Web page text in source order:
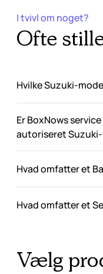
I tvivl om noget?
Ofte
Hvilke Suzuki-
Er BoxNows
autoriseret
Hvad omfatter et
Hvad omfatter et
Vælg